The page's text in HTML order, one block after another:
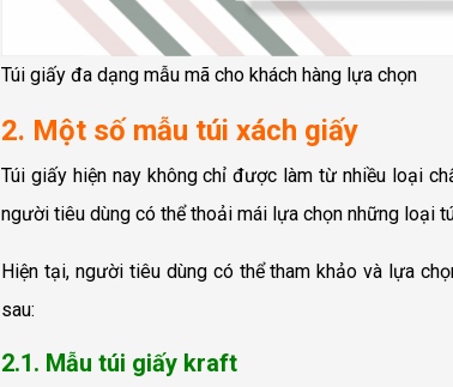
Túi giấy đa dạng mẫu mã cho khách hàng lựa chọn
2. Một số mẫu túi xách giấy
Túi giấy hiện nay không chỉ được làm từ nhiều loại
người tiêu dùng có thể thoải mái lựa chọn những loại
Hiện tại, người tiêu dùng có thể tham khảo và lựa
sau:
2.1. Mẫu túi giấy kraft